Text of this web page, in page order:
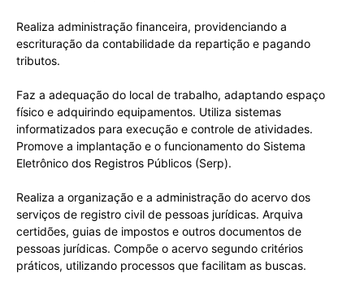
Realiza administração financeira, providenciando a
escrituração da contabilidade da repartição e pagando
tributos.
Faz a adequação do local de trabalho, adaptando espaço
físico e adquirindo equipamentos. Utiliza sistemas
informatizados para execução e controle de atividades.
Promove a implantação e o funcionamento do Sistema
Eletrônico dos Registros Públicos (Serp).
Realiza a organização e a administração do acervo dos
serviços de registro civil de pessoas jurídicas. Arquiva
certidões, guias de impostos e outros documentos de
pessoas jurídicas. Compõe o acervo segundo critérios
práticos, utilizando processos que facilitam as buscas.